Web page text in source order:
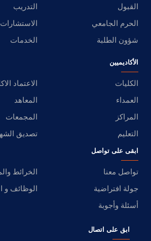
القبول
التدريب
الحرم الجامعي
الاستشارات
شؤون الطلبة
الخدمات
الأكاديميين
الكليات
الاعتماد
العمداء
المعاهد
المراكز
المجمعات
التعليم
تصديق
ابقى على تواصل
تواصل معنا
الخرائط
جولة افتراضية
الوظائف و
أسئلة وأجوبة
ابق على اتصال